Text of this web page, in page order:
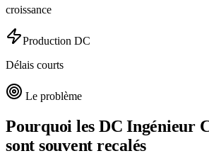
croissance
Production DC
Délais courts
Le problème
Pourquoi les DCIngénieur
sont souvent recalés